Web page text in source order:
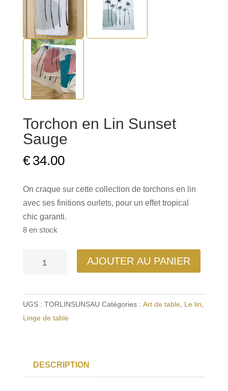
Torchon en Lin Sunset
Sauge
€ 34.00
On craque sur cette collection de torchons en lin
avec ses finitions ourlets, pour un effet tropical
chic garanti.
8 en stock
en
Sunset
AJOUTER AU PANIER
UGS : TORLINSUNSAU Catégories : Art de table, Le lin,
Linge de table
DESCRIPTION